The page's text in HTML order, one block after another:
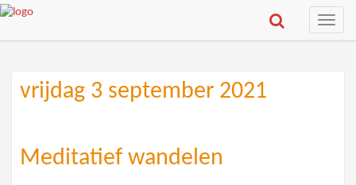
Toggle
vrijdag 3 september 2021
Meditatief wandelen